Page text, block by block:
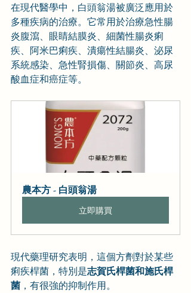
在現代醫學中，白頭翁湯被廣泛應用於
多種疾病的治療。它常用於治療急性腸
炎腹瀉、眼睛結膜炎、細菌性腸炎痢
疾、阿米巴痢疾、潰瘍性結腸炎、泌尿
系統感染、急性腎損傷、關節炎、高尿
酸血症和癌症等。
農本方 - 白頭翁湯
立即購買
現代藥理研究表明，這個方劑對於某些
痢疾桿菌，特別是志賀氏桿菌和施氏桿
菌 ，有很強的抑制作用。